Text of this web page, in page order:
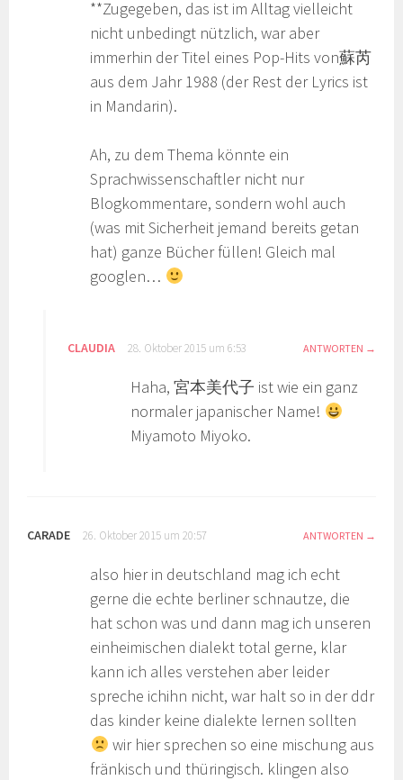
**Zugegeben, das ist im Alltag vielleicht
nicht unbedingt nützlich, war aber
immerhin der Titel eines Pop-Hits von蘇芮
aus dem Jahr 1988 (der Rest der Lyrics ist
in Mandarin).
Ah, zu dem Thema könnte ein
Sprachwissenschaftler nicht nur
Blogkommentare, sondern wohl auch
(was mit Sicherheit jemand bereits getan
hat) ganze Bücher füllen! Gleich mal
googlen…
CLAUDIA 28. Oktober 2015 um 6:53 ANTWORTEN
Haha, 宮本美代子 ist wie ein ganz
normaler japanischer Name!
Miyamoto Miyoko.
CARADE 26. Oktober 2015 um 20:57 ANTWORTEN
also hier in deutschland mag ich echt
gerne die echte berliner schnautze, die
hat schon was und dann mag ich unseren
einheimischen dialekt total gerne, klar
kann ich alles verstehen aber leider
spreche ichihn nicht, war halt so in der ddr
das kinder keine dialekte lernen sollten
wir hier sprechen so eine mischung aus
fränkisch und thüringisch. klingen also